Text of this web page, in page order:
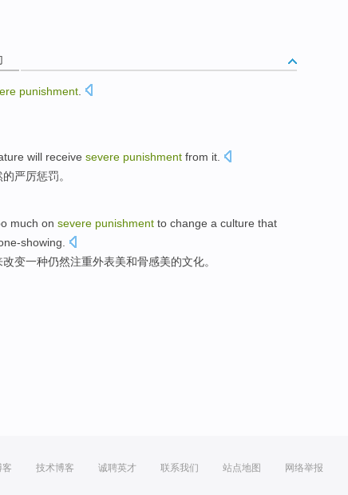
punishment
will receive severe punishment from it.
的严厉惩罚。
much on severe punishment to change a culture that
showing.
改变一种仍然注重外表美和骨感美的文化。
客 技术博客 诚聘英才 联系我们 站点地图 网络举报